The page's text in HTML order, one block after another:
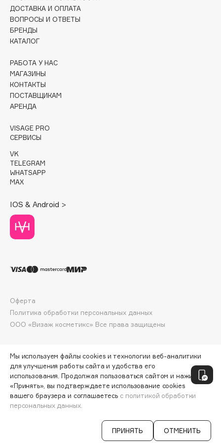
Collagenina
Consly
Corimo
CosRX
Cottolina
Crescina
Cunzite
D
d'Alba
DABO
DARLING*
Darphin
Davines
Deonica
Dessange
Divage
Dolomit
Dorco
DP Daily Perfection
Dr.Althea
Dr.Ceuracle
Dr.Jart+
DSD de Luxe
Dyson
ДОСТАВКА И ОПЛАТА
ВОПРОСЫ И ОТВЕТЫ
БРЕНДЫ
КАТАЛОГ
РАБОТА У НАС
МАГАЗИНЫ
КОНТАКТЫ
ПОСТАВЩИКАМ
АРЕНДА
VISAGE PRO
СЕРВИСЫ
VK
TELEGRAM
WHATSAPP
MAX
IOS & Android >
ООО «Визаж косметикс» Все права защищены
Оферта
Политика обработки персональных данных
Мы используем файлы cookies и технологии веб-аналитики
для улучшения работы сайта и удобства его
использования. Продолжая пользоваться сайтом и нажимая
«Принять», вы подтверждаете использование cookies
вашего браузера и соглашаетесь с политикой обработки
персональных данных.
ПРИНЯТЬ ОТМЕНИТЬ